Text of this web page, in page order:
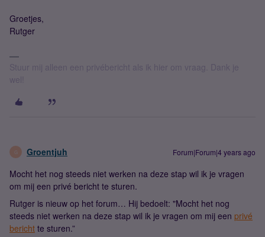
Groetjes,
Rutger
Stuur mij alleen een privébericht als ik hier om vraag. Dank je
wel!
G Groentjuh Forum|Forum|4 years ago
Mocht het nog steeds niet werken na deze stap wil ik je vragen
om mij een privé bericht te sturen.
Rutger is nieuw op het forum… Hij bedoelt: "Mocht het nog
steeds niet werken na deze stap wil ik je vragen om mij een privé
bericht te sturen.”